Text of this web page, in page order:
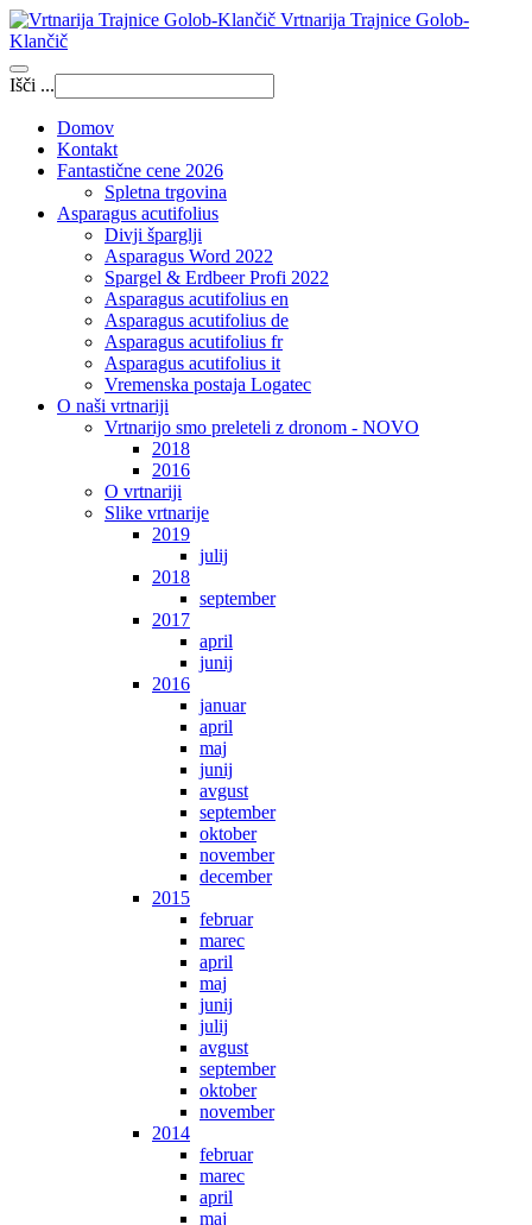
Vrtnarija Trajnice Golob-
Klančič
Išči ...
Domov
Kontakt
Fantastične cene 2026
Spletna trgovina
Asparagus acutifolius
Divji šparglji
Asparagus Word 2022
Spargel & Erdbeer Profi 2022
Asparagus acutifolius en
Asparagus acutifolius de
Asparagus acutifolius fr
Asparagus acutifolius it
Vremenska postaja Logatec
O naši vrtnariji
Vrtnarijo smo preleteli z dronom - NOVO
2018
2016
O vrtnariji
Slike vrtnarije
2019
julij
2018
september
2017
april
junij
2016
januar
april
maj
junij
avgust
september
oktober
november
december
2015
februar
marec
april
maj
junij
julij
avgust
september
oktober
november
2014
februar
marec
april
maj